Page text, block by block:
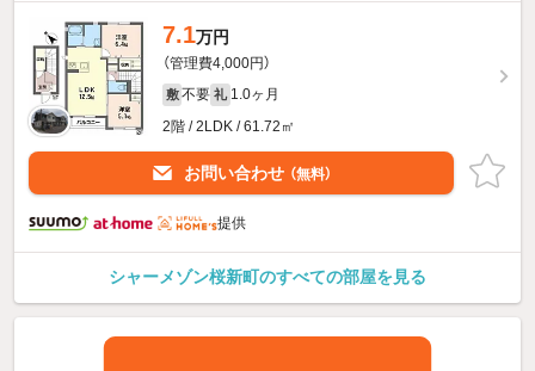
7.1万円
（管理費4,000円）
敷 不要 礼 1.0ヶ月
2階 / 2LDK / 61.72㎡
お問い合わせ （無料）
提供
シャーメゾン桜新町のすべての部屋を見る